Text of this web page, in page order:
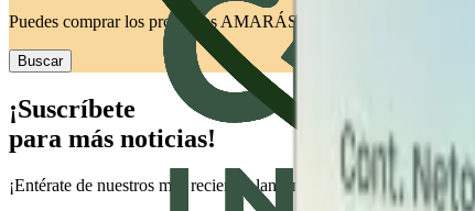
Puedes comprar los productos AMARÁS en tu bodega, mercado,
Buscar
¡Suscríbete
para más noticias!
¡Entérate de nuestros más recientes lanzamientos!